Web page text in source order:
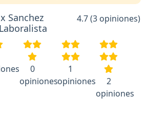
Sanchez
4.7 (3 opiniones)
0
opiniones
1
opiniones
2
opiniones